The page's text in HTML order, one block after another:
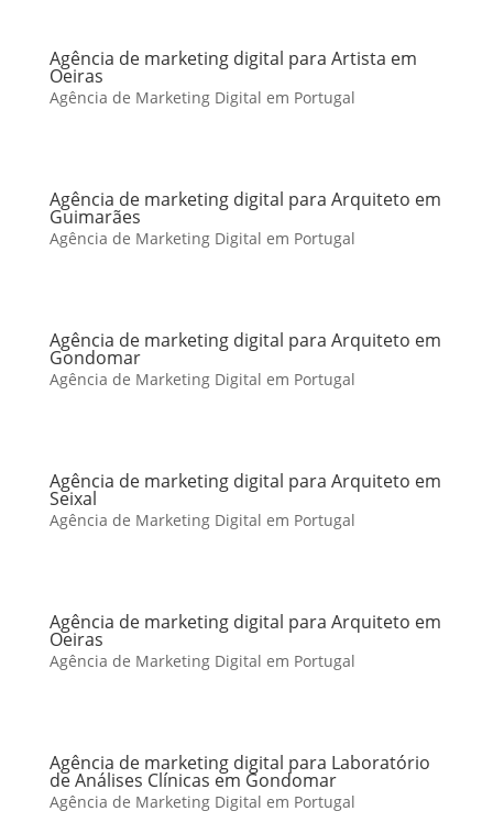
Agência de marketing digital para Artista em
Oeiras
Agência de Marketing Digital em Portugal
Agência de marketing digital para Arquiteto em
Guimarães
Agência de Marketing Digital em Portugal
Agência de marketing digital para Arquiteto em
Gondomar
Agência de Marketing Digital em Portugal
Agência de marketing digital para Arquiteto em
Seixal
Agência de Marketing Digital em Portugal
Agência de marketing digital para Arquiteto em
Oeiras
Agência de Marketing Digital em Portugal
Agência de marketing digital para Laboratório
de Análises Clínicas em Gondomar
Agência de Marketing Digital em Portugal